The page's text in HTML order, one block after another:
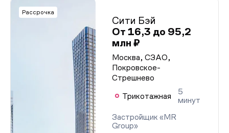
Рассрочка
Сити Бэй
От 16,3 до 95,2
млн ₽
Москва, СЗАО,
Покровское-
Стрешнево
Трикотажная
5
минут
Застройщик «MR
Group»